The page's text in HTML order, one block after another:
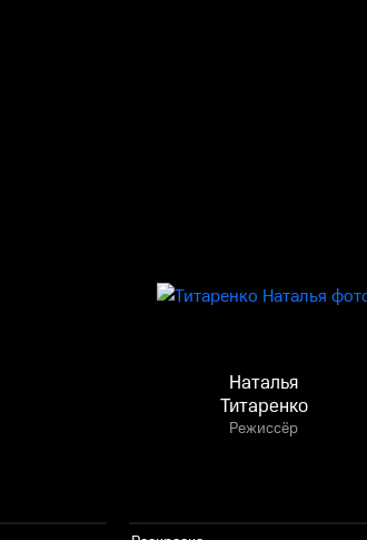
Наталья
Титаренко
Режиссёр